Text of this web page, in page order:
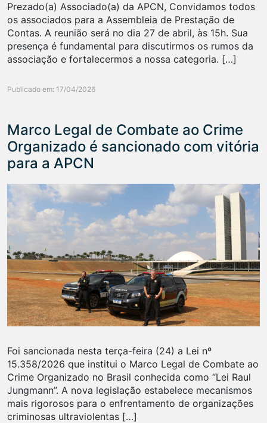
Prezado(a) Associado(a) da APCN, Convidamos todos
os associados para a Assembleia de Prestação de
Contas. A reunião será no dia 27 de abril, às 15h. Sua
presença é fundamental para discutirmos os rumos da
associação e fortalecermos a nossa categoria. […]
Publicado em: 17/04/2026
Marco Legal de Combate ao Crime
Organizado é sancionado com vitória
para a APCN
Foi sancionada nesta terça-feira (24) a Lei nº
15.358/2026 que institui o Marco Legal de Combate ao
Crime Organizado no Brasil conhecida como “Lei Raul
Jungmann”. A nova legislação estabelece mecanismos
mais rigorosos para o enfrentamento de organizações
criminosas ultraviolentas […]